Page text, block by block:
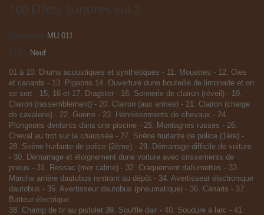
100 Effets Sonores vol.3
Référence
MU 011
Neuf
01 à 10. Drums acoustiques et synthétiques - 11. Mouettes - 12. Oies
et canards - 13. Pigeons 14. Ouverture dune bouteille de limonade et on
se sert - 15, 16 et 17. Dragster - 18. Sonnerie de clairon (réveil) - 19.
Clairon (rassemblement) - 20. Clairon (aux armes) - 21. Clairon (charge
de cavalerie) - 22. Guerre - 23. Hennissements de chevaux - 24.
Plongeons denfants dans une piscine - 25. Montagnes russes - 26.
Cheval au trot sur la chaussée - 27. Sirène hurlante de police (1ère) -
28. Sirène hurlante de police (2ème) - 29. Démarrage difficile de voiture
- 30. Démarrage et éloignement dune voiture avec crissements de
pneus - 31. Ressac (mer calme) - 32. Craquement dallumettes - 33.
Marche arrière dautobus rentrant au dépôt - 34. Avertisseur électronique
dautobus - 35. Avertisseur dautobus (pneumatique) - 36. Canaris - 37.
Batteur électrique
38. Champ de tir au pistolet 39. Souffle dair - 40. Soudure à larc - 41.